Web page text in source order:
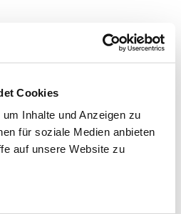
Cookies
Inhalte und Anzeigen zu
für soziale Medien anbieten
auf unsere Website zu